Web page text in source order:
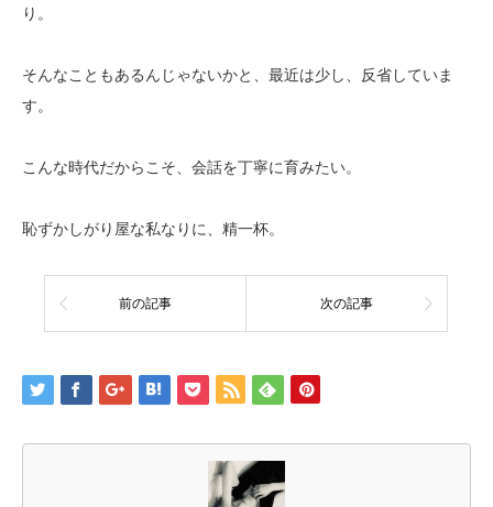
り。
そんなこともあるんじゃないかと、最近は少し、反省していま
す。
こんな時代だからこそ、会話を丁寧に育みたい。
恥ずかしがり屋な私なりに、精一杯。
前の記事 次の記事